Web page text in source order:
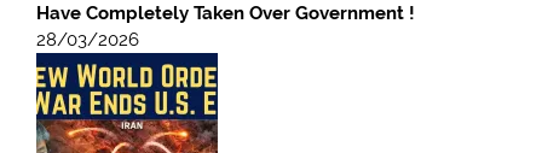
Have Completely Taken Over Government !
28/03/2026